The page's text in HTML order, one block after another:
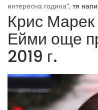
интересна година“, тя
Крис
Ейми още
2019 г.